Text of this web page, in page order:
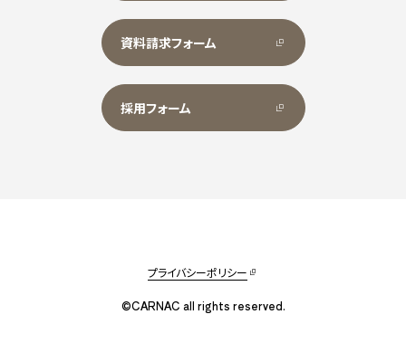
資料請求フォーム
採用フォーム
プライバシーポリシー
©CARNAC all rights reserved.